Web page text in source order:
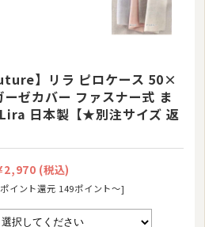
】リラ ピロケース 50×
ゼカバー ファスナー式 ま
日本製【★別注サイズ 返
(税込)
イント還元 149ポイント〜]